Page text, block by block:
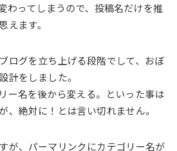
わってしまうので、投稿名だけを推
えます。
ログを立ち上げる段階でして、おぼ
計をしました。
ー名を後から変える。といった事は
、絶対に！とは言い切れません。
が、パーマリンクにカテゴリー名が